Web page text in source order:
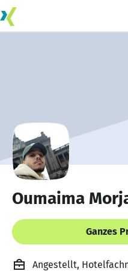
Oumaima
Ganzes
Angestellt,